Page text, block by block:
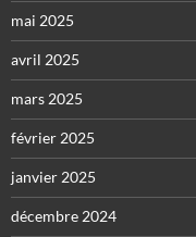
mai 2025
avril 2025
mars 2025
février 2025
janvier 2025
décembre 2024